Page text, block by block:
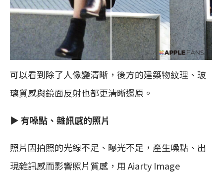
可以看到除了人像變清晰，後方的建築物紋理、玻
璃質感與鏡面反射也都更清晰還原。
▶︎有噪點、雜訊感的照片
照片因拍照的光線不足、曝光不足，產生噪點、出
現雜訊感而影響照片質感，用 Aiarty Image